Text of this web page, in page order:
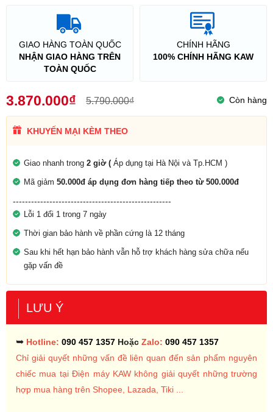
GIAO HÀNG TOÀN QUỐC
NHẬN GIAO HÀNG TRÊN
TOÀN QUỐC
CHÍNH HÃNG
100% CHÍNH HÃNG KAW
3.870.000₫ 5.790.000₫ Còn hàng
KHUYẾN MẠI KÈM THEO
Giao nhanh trong 2 giờ ( Áp dụng tại Hà Nội và Tp.HCM )
Mã giảm 50.000đ áp dụng đơn hàng tiếp theo từ 500.000đ
----------------------------------------------------
Lỗi 1 đổi 1 trong 7 ngày
Thời gian bảo hành về phần cứng là 12 tháng
Sau khi hết hạn bảo hành vẫn hỗ trợ khách hàng sửa chữa nếu
gặp vấn đề
LƯU Ý
➥ Hotline: 090 457 1357 Hoặc Zalo: 090 457 1357
Chỉ giải quyết những vấn đề liên quan đến sản phẩm nguyên
chiếc mua tại Điện máy KAW không giải quyết những trường
hợp mua hàng trên Shopee, Lazada, Tiki ...